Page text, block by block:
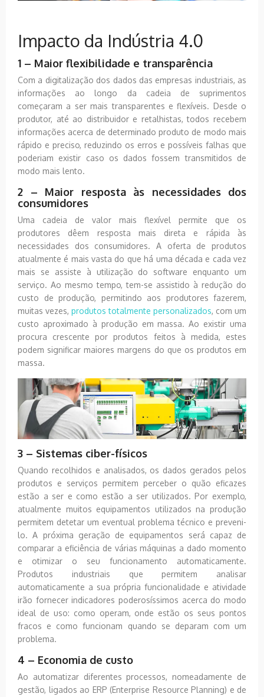
Impacto da Indústria 4.0
1 – Maior flexibilidade e transparência
Com a digitalização dos dados das empresas industriais, as
informações ao longo da cadeia de suprimentos
começaram a ser mais transparentes e flexíveis. Desde o
produtor, até ao distribuidor e retalhistas, todos recebem
informações acerca de determinado produto de modo mais
rápido e preciso, reduzindo os erros e possíveis falhas que
poderiam existir caso os dados fossem transmitidos de
modo mais lento.
2 – Maior resposta às necessidades dos
consumidores
Uma cadeia de valor mais flexível permite que os
produtores dêem resposta mais direta e rápida às
necessidades dos consumidores. A oferta de produtos
atualmente é mais vasta do que há uma década e cada vez
mais se assiste à utilização do software enquanto um
serviço. Ao mesmo tempo, tem-se assistido à redução do
custo de produção, permitindo aos produtores fazerem,
muitas vezes, produtos totalmente personalizados, com um
custo aproximado à produção em massa. Ao existir uma
procura crescente por produtos feitos à medida, estes
podem significar maiores margens do que os produtos em
massa.
3 – Sistemas ciber-físicos
Quando recolhidos e analisados, os dados gerados pelos
produtos e serviços permitem perceber o quão eficazes
estão a ser e como estão a ser utilizados. Por exemplo,
atualmente muitos equipamentos utilizados na produção
permitem detetar um eventual problema técnico e preveni-
lo. A próxima geração de equipamentos será capaz de
comparar a eficiência de várias máquinas a dado momento
e otimizar o seu funcionamento automaticamente.
Produtos industriais que permitem analisar
automaticamente a sua própria funcionalidade e atividade
irão fornecer indicadores poderosíssimos acerca do modo
ideal de uso: como operam, onde estão os seus pontos
fracos e como funcionam quando se deparam com um
problema.
4 – Economia de custo
Ao automatizar diferentes processos, nomeadamente de
gestão, ligados ao ERP (Enterprise Resource Planning) e de